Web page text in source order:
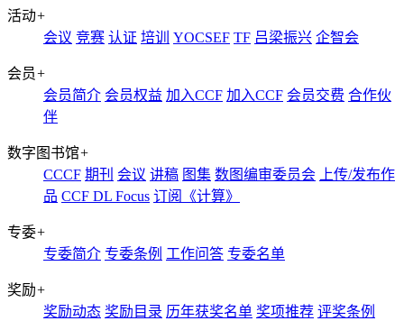
活动+
会议 竞赛 认证 培训 YOCSEF TF 吕梁振兴 企智会
会员+
会员简介 会员权益 加入CCF 加入CCF 会员交费 合作伙
伴
数字图书馆+
CCCF 期刊 会议 讲稿 图集 数图编审委员会
上传/发布作
品 CCF DL Focus 订阅《计算》
专委+
专委简介 专委条例 工作问答 专委名单
奖励+
奖励动态 奖励目录 历年获奖名单 奖项推荐 评奖条例